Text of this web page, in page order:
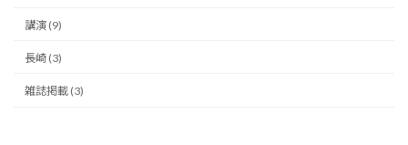
講演 (9)
長崎 (3)
雑誌掲載 (3)